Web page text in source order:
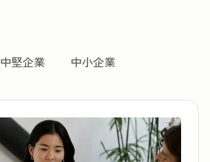
中堅企業 中小企業